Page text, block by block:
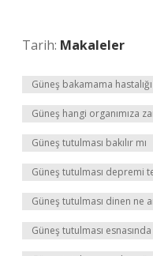
Tarih: Makaleler
Güneş bakamama
Güneş hangi organımıza
Güneş tutulması bakılır mı
Güneş tutulması depremi
Güneş tutulması dinen ne
Güneş tutulması